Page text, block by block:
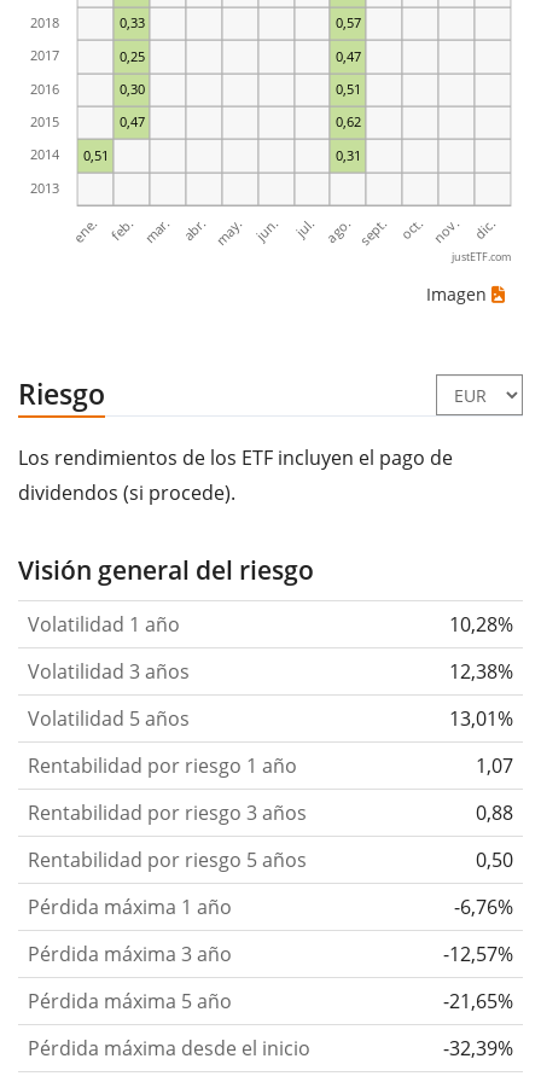
0,51 0,31
0,47 0,62
0,30 0,51
0,25 0,47
0,33 0,57
ene. feb. mar. abr. may. jun. jul. ago. sept. oct. nov. dic.
2013
2014
2015
2016
2017
2018
justETF.com
Imagen
Riesgo
Los rendimientos de los ETF incluyen el pago de
dividendos (si procede).
Visión general del riesgo
Volatilidad 1 año
10,28%
Volatilidad 3 años
12,38%
Volatilidad 5 años
13,01%
Rentabilidad por riesgo 1 año
1,07
Rentabilidad por riesgo 3 años
0,88
Rentabilidad por riesgo 5 años
0,50
Pérdida máxima 1 año
-6,76%
Pérdida máxima 3 año
-12,57%
Pérdida máxima 5 año
-21,65%
Pérdida máxima desde el inicio
-32,39%